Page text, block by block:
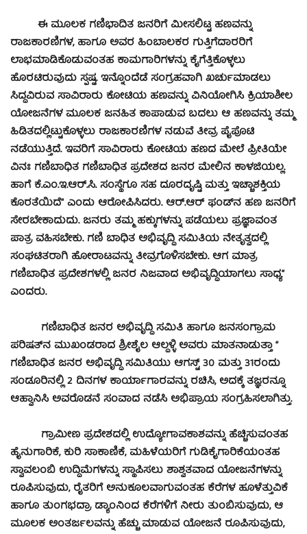
ಈ ಮೂಲಕ ಗಣಿಭಾದಿತ ಜನರಿಗೆ ಮೀಸಲಿಟ್ಟ ಹಣವನ್ನು
ರಾಜಕಾರಣಿಗಳ, ಹಾಗೂ ಅವರ ಹಿಂಬಾಲಕರ ಗುತ್ತಿಗೆದಾರರಿಗೆ
ಲಾಭಮಾಡಿಕೊಡುವಂತಹ ಕಾಮಗಾರಿಗಳನ್ನು ಕೈಗೆತ್ತಿಕೊಳ್ಳಲು
ಹೊರಟಿರುವುದು ಸ್ಪಷ್ಟ. ಇನ್ನೊಂದೆಡೆ ಸಂಗ್ರಹವಾಗಿ ಖರ್ಚುಮಾಡಲು
ಸಿದ್ಧವಿರುವ ಸಾವಿರಾರು ಕೋಟಿಯ ಹಣವನ್ನು ವಿನಿಯೋಗಿಸಿ ಕ್ರಿಯಾಶೀಲ
ಯೋಜನೆಗಳ ಮೂಲಕ ಜನಹಿತ ಕಾಪಾಡುವ ಬದಲು ಆ ಹಣವನ್ನು ತಮ್ಮ
ಹಿಡಿತದಲ್ಲಿಟ್ಟುಕೊಳ್ಳಲು ರಾಜಕಾರಣಿಗಳ ನಡುವೆ ತೀವ್ರ ಪೈಪೊಟಿ
ನಡೆಯುತ್ತಿದೆ. ಇವರಿಗೆ ಸಾವಿರಾರು ಕೋಟಿಯ ಹಣದ ಮೇಲೆ ಪ್ರೀತಿಯೇ
ವಿನಃ ಗಣಿಬಾಧಿತ ಗಣಿಬಾಧಿತ ಪ್ರದೇಶದ ಜನರ ಮೇಲಿನ ಕಾಳಜಿಯಲ್ಲ.
ಹಾಗೆ ಕೆ.ಎಂ.ಇ.ಆರ್.ಸಿ. ಸಂಸ್ಥೆಗೂ ಸಹ ದೂರದೃಷ್ಟಿ ಮತ್ತು ಇಚ್ಚಾಶಕ್ತಿಯ
ಕೊರತೆಯಿದೆ” ಎಂದು ಆರೋಪಿಸಿದರು. ಆರ್.ಆರ್ ಫಂಡ್‍ನ ಹಣ ಜನರಿಗೆ
ಸೇರಬೇಕಾದುದು. ಜನರು ತಮ್ಮ ಹಕ್ಕುಗಳನ್ನು ಪಡೆಯಲು ಪ್ರಜ್ಞಾವಂತ
ಪಾತ್ರ ವಹಿಸಬೇಕು. ಗಣಿ ಬಾಧಿತ ಅಭಿವೃದ್ಧಿ ಸಮಿತಿಯ ನೇತೃತ್ವದಲ್ಲಿ
ಸಂಘಟಿತರಾಗಿ ಹೋರಾಟವನ್ನು ತೀವ್ರಗೊಳಿಸಬೇಕು. ಆಗ ಮಾತ್ರ
ಗಣಿಬಾಧಿತ ಪ್ರದೇಶಗಳಲ್ಲಿ ಜನರ ನಿಜವಾದ ಅಭಿವೃದ್ಧಿಯಾಗಲು ಸಾಧ್ಯ”
ಎಂದರು.
ಗಣಿಬಾಧಿತ ಜನರ ಅಭಿವೃದ್ಧಿ ಸಮಿತಿ ಹಾಗೂ ಜನಸಂಗ್ರಾಮ
ಪರಿಷತ್‍ನ ಮುಖಂಡರಾದ ಶ್ರೀಶೈಲ ಆಲ್ದಳ್ಳಿ ಅವರು ಮಾತನಾಡುತ್ತಾ “
ಗಣಿಬಾಧಿತ ಜನರ ಅಭಿವೃದ್ಧಿ ಸಮಿತಿಯು ಆಗಸ್ಟ್ 30 ಮತ್ತು 31ರಂದು
ಸಂಡೂರಿನಲ್ಲಿ 2 ದಿನಗಳ ಕಾರ್ಯಾಗಾರವನ್ನು ರಚಿಸಿ, ಅದಕ್ಕೆ ತಜ್ಞರನ್ನೂ
ಆಹ್ವಾನಿಸಿ ಅವರೊಡನೆ ಸಂವಾದ ನಡೆಸಿ ಅಭಿಪ್ರಾಯ ಸಂಗ್ರಹಿಸಲಾಗಿತ್ತು.
ಗ್ರಾಮೀಣ ಪ್ರದೇಶದಲ್ಲಿ ಉದ್ಯೋಗಾವಕಾಶವನ್ನು ಹೆಚ್ಚಿಸುವಂತಹ
ಹೈನುಗಾರಿಕೆ, ಕುರಿ ಸಾಕಾಣಿಕೆ, ಮಹಿಳೆಯರಿಗೆ ಗುಡಿಕೈಗಾರಿಕೆಯಂತಹ
ಸ್ವಾವಲಂಬಿ ಉದ್ದಿಮೆಗಳನ್ನು ಸ್ಥಾಪಿಸಲು ಶಾಶ್ವತವಾದ ಯೋಜನೆಗಳನ್ನು
ರೂಪಿಸುವುದು, ರೈತರಿಗೆ ಅನುಕೂಲವಾಗುವಂತಹ ಕೆರೆಗಳ ಹೂಳೆತ್ತುವಿಕೆ
ಹಾಗೂ ತುಂಗಭದ್ರಾ ಡ್ಯಾಂನಿಂದ ಕೆರೆಗಳಿಗೆ ನೀರು ತುಂಬಿಸುವುದು, ಆ
ಮೂಲಕ ಅಂತರ್ಜಲವನ್ನು ಹೆಚ್ಚು ಮಾಡುವ ಯೋಜನೆ ರೂಪಿಸುವುದು,